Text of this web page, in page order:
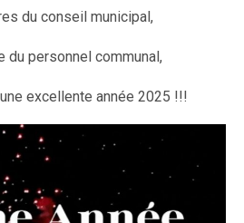
du conseil municipal,
du personnel communal,
excellente année 2025 !!!